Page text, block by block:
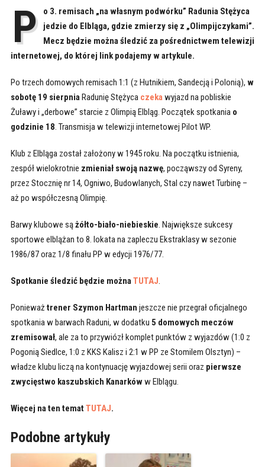
P
o 3. remisach „na własnym podwórku” Radunia Stężyca
jedzie do Elbląga, gdzie zmierzy się z „Olimpijczykami”.
Mecz będzie można śledzić za pośrednictwem telewizji
internetowej, do której link podajemy w artykule.
Po trzech domowych remisach 1:1 (z Hutnikiem, Sandecją i Polonią), w
sobotę 19 sierpniaRadunię Stężyca czekawyjazd na pobliskie
Żuławy i „derbowe” starcie z Olimpią Elbląg. Początek spotkania o
godzinie 18. Transmisja w telewizji internetowej Pilot WP.
Klub z Elbląga został założony w 1945 roku. Na początku istnienia,
zespół wielokrotnie zmieniał swoją nazwę, począwszy od Syreny,
przez Stocznię nr 14, Ogniwo, Budowlanych, Stal czy nawet Turbinę –
aż po współczesną Olimpię.
Barwy klubowe sążółto-biało-niebieskie. Największe sukcesy
sportowe elblążan to 8. lokata na zapleczu Ekstraklasy w sezonie
1986/87 oraz 1/8 finału PP w edycji 1976/77.
Spotkanie śledzić będzie możnaTUTAJ.
Ponieważ trener Szymon Hartman jeszcze nie przegrał oficjalnego
spotkania w barwach Raduni, w dodatku 5 domowych meczów
zremisował, ale za to przywiózł komplet punktów z wyjazdów (1:0 z
Pogonią Siedlce, 1:0 z KKS Kalisz i 2:1 w PP ze Stomilem Olsztyn) –
władze klubu liczą na kontynuację wyjazdowej serii oraz pierwsze
zwycięstwo kaszubskich Kanarkóww Elblągu.
Więcej na ten tematTUTAJ.
Podobne artykuły